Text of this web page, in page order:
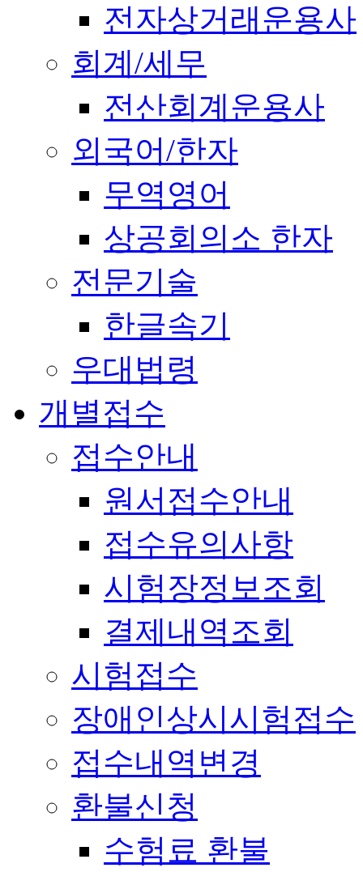
전자상거래운용사
회계/세무
전산회계운용사
외국어/한자
무역영어
상공회의소 한자
전문기술
한글속기
우대법령
개별접수
접수안내
원서접수안내
접수유의사항
시험장정보조회
결제내역조회
시험접수
장애인상시시험접수
접수내역변경
환불신청
수험료 환불